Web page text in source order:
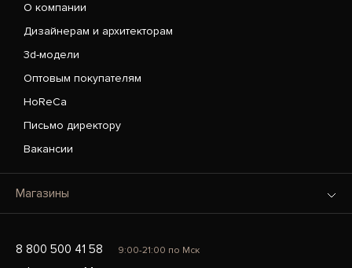
О компании
Дизайнерам и архитекторам
3d-модели
Оптовым покупателям
HoReCa
Письмо директору
Вакансии
Магазины
8 800 500 41 58 9:00-21:00 по Мск